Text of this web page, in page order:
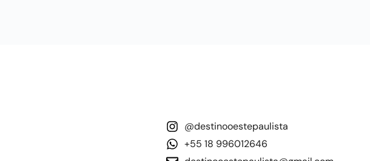
@destinooestepaulista
+55 18 996012646